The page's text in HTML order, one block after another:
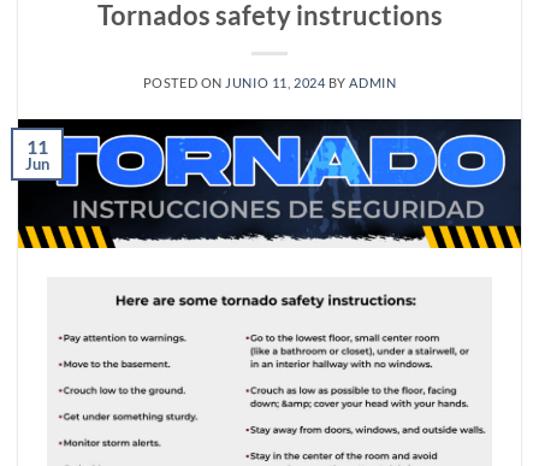
Tornados safety instructions
POSTED ON JUNIO 11, 2024 BY ADMIN
11
Jun